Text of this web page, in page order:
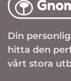
Din
hitta den
vårt stora